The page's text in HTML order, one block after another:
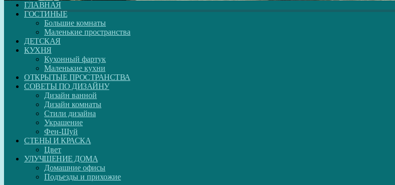
ГЛАВНАЯ
ГОСТИНЫЕ
Большие комнаты
Маленькие пространства
ДЕТСКАЯ
КУХНЯ
Кухонный фартук
Маленькие кухни
ОТКРЫТЫЕ ПРОСТРАНСТВА
СОВЕТЫ ПО ДИЗАЙНУ
Дизайн ванной
Дизайн комнаты
Стили дизайна
Украшение
Фен-Шуй
СТЕНЫ И КРАСКА
Цвет
УЛУЧШЕНИЕ ДОМА
Домашние офисы
Подъезды и прихожие